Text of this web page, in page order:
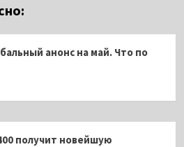
анонс на май. Что по
получит новейшую